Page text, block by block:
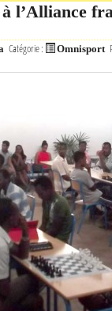
à l’Alliance
Catégorie : Omnisport